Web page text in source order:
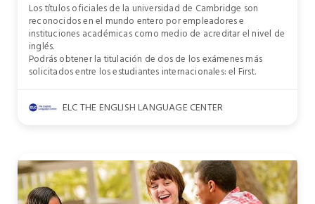
Los títulos oficiales de la universidad de Cambridge son
reconocidos en el mundo entero por empleadores e
instituciones académicas como medio de acreditar el nivel de
inglés.
Podrás obtener la titulación de dos de los exámenes más
solicitados entre los estudiantes internacionales: el First.
ELC THE ENGLISH LANGUAGE CENTER